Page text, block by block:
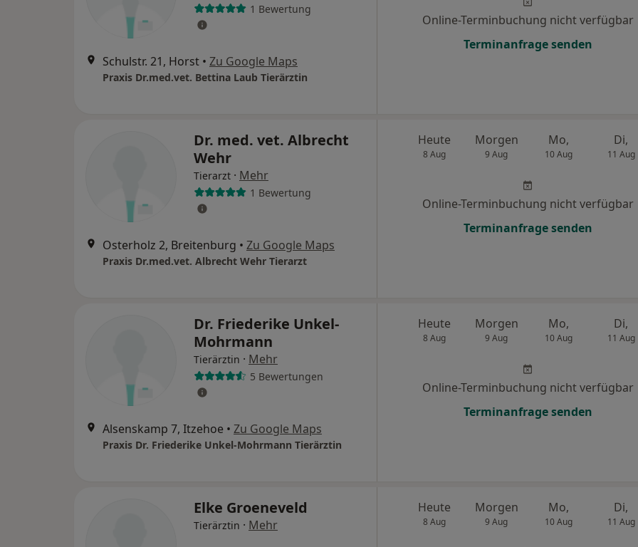
1 Bewertung
Schulstr. 21, Horst • Zu Google Maps
Praxis Dr.med.vet. Bettina Laub Tierärztin
Online-Terminbuchung nicht verfügbar
Terminanfrage senden
Dr. med. vet. Albrecht
Wehr
Tierarzt · Mehr
1 Bewertung
Osterholz 2, Breitenburg • Zu Google Maps
Praxis Dr.med.vet. Albrecht Wehr Tierarzt
Heute
8 Aug
Morgen
9 Aug
Mo,
10 Aug
Di,
11 Aug
Online-Terminbuchung nicht verfügbar
Terminanfrage senden
Dr. Friederike Unkel-
Mohrmann
Tierärztin · Mehr
5 Bewertungen
Alsenskamp 7, Itzehoe • Zu Google Maps
Praxis Dr. Friederike Unkel-Mohrmann Tierärztin
Heute
8 Aug
Morgen
9 Aug
Mo,
10 Aug
Di,
11 Aug
Online-Terminbuchung nicht verfügbar
Terminanfrage senden
Elke Groeneveld
Tierärztin · Mehr
Heute
8 Aug
Morgen
9 Aug
Mo,
10 Aug
Di,
11 Aug